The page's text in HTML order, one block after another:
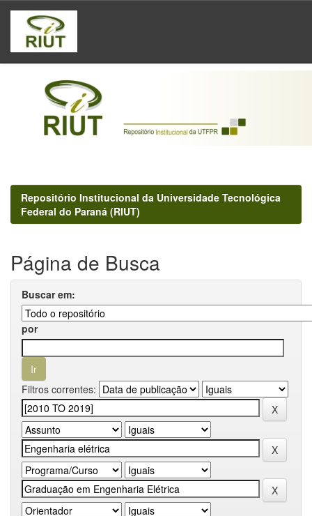
Skip
navigation
Repositório Institucional da Universidade Tecnológica
Federal do Paraná (RIUT)
Página de Busca
Buscar em:
por
Filtros correntes: